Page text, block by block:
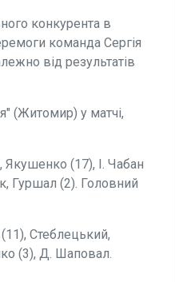
конкурента в
команда Сергія
від результатів
(Житомир) у матчі,
(17), І. Чабан
Гуршал (2). Головний
Стеблецький,
(3), Д. Шаповал.